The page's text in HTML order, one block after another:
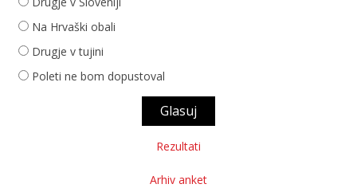
Na Hrvaški obali
Drugje v tujini
Poleti ne bom dopustoval
Rezultati
Arhiv anket